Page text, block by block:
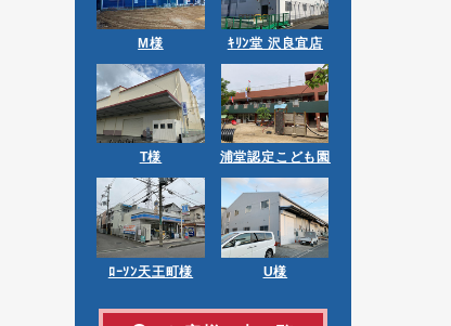
M様 ｷﾘﾝ堂 沢良宜店
T様 浦堂認定こども園
ﾛｰｿﾝ天王町様 U様